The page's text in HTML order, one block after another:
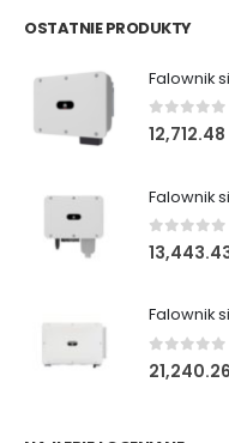
OSTATNIE PRODUKTY
Falownik
0out of
12,712.48
Falownik
0out of
Falownik
0out of
21,240.26